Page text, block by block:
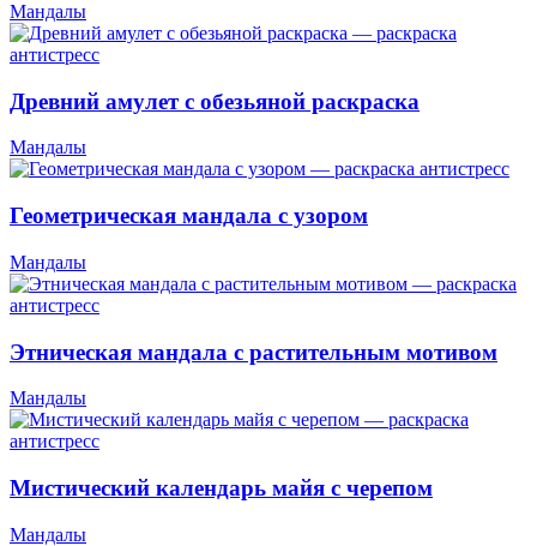
Мандалы
Древний амулет с обезьяной раскраска
Мандалы
Геометрическая мандала с узором
Мандалы
Этническая мандала с растительным мотивом
Мандалы
Мистический календарь майя с черепом
Мандалы